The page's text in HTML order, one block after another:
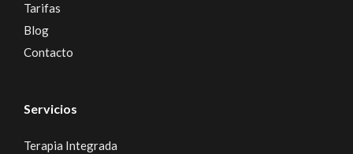
Tarifas
Blog
Contacto
Servicios
Terapia Integrada